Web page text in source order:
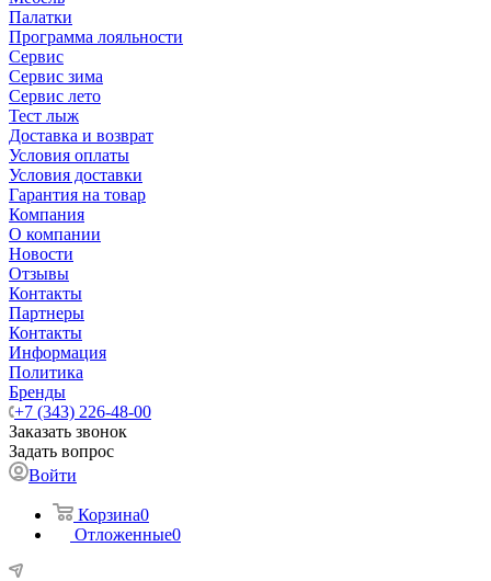
Палатки
Программа лояльности
Сервис
Сервис зима
Сервис лето
Тест лыж
Доставка и возврат
Условия оплаты
Условия доставки
Гарантия на товар
Компания
О компании
Новости
Отзывы
Контакты
Партнеры
Контакты
Информация
Политика
Бренды
+7 (343) 226-48-00
Заказать звонок
Задать вопрос
Войти
Корзина0
Отложенные0